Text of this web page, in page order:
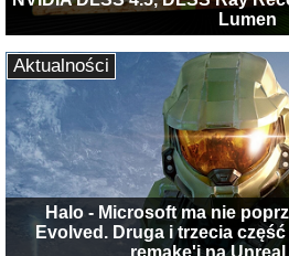
Lumen
Halo - Microsoft ma nie
Evolved. Druga i trzecia
remake'i na
Aktualności